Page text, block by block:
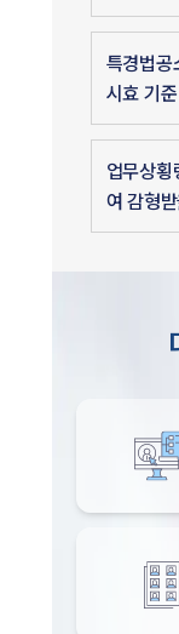
특경법공
시효 기준
업무상
여 감형